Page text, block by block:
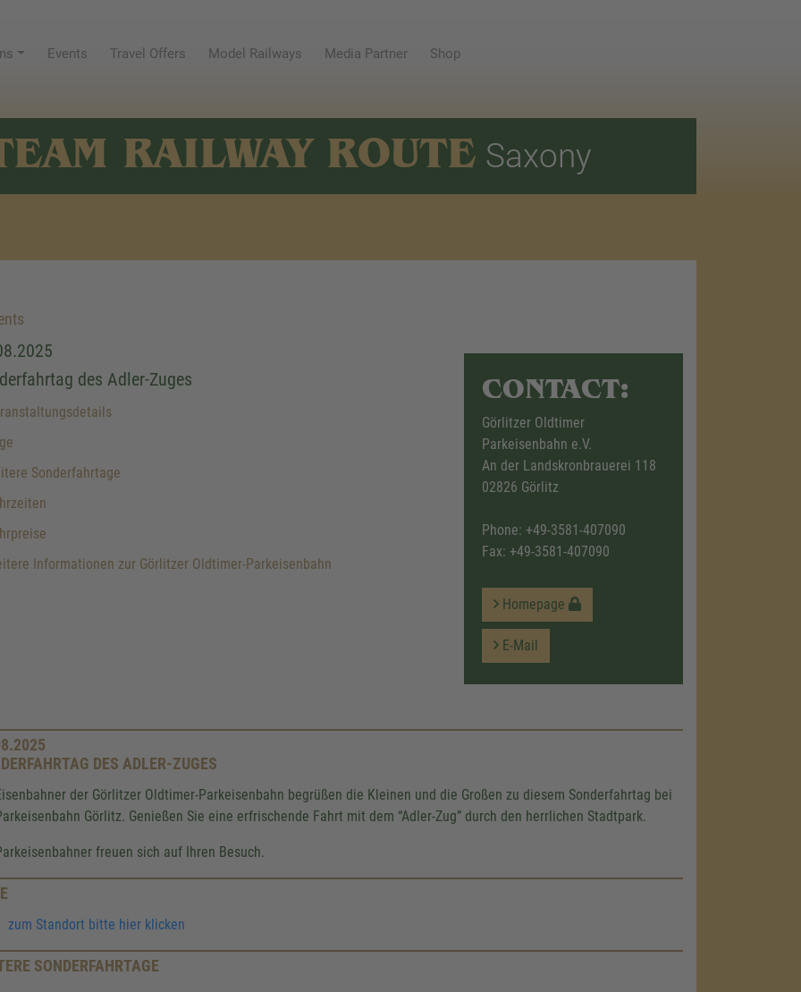
Events Travel Offers Model Railways Media Partner Shop
RAILWAY ROUTE Saxony
des Adler-Zuges
Sonderfahrtage
Informationen zur Görlitzer Oldtimer-Parkeisenbahn
CONTACT:
Görlitzer Oldtimer
Parkeisenbahn e.V.
An der Landskronbrauerei 118
02826 Görlitz
Phone: +49-3581-407090
Fax: +49-3581-407090
Homepage
E-Mail
DES ADLER-ZUGES
der Görlitzer Oldtimer-Parkeisenbahn begrüßen die Kleinen und die Großen zu diesem Sonderfahrtag bei
Görlitz. Genießen Sie eine erfrischende Fahrt mit dem Adler-Zug durch den herrlichen Stadtpark.
freuen sich auf Ihren Besuch.
zum Standort bitte hier klicken
SONDERFAHRTAGE